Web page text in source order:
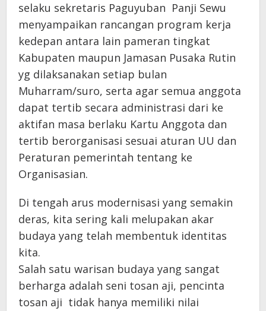
selaku sekretaris Paguyuban Panji Sewu
menyampaikan rancangan program kerja
kedepan antara lain pameran tingkat
Kabupaten maupun Jamasan Pusaka Rutin
yg dilaksanakan setiap bulan
Muharram/suro, serta agar semua anggota
dapat tertib secara administrasi dari ke
aktifan masa berlaku Kartu Anggota dan
tertib berorganisasi sesuai aturan UU dan
Peraturan pemerintah tentang ke
Organisasian.
Di tengah arus modernisasi yang semakin
deras, kita sering kali melupakan akar
budaya yang telah membentuk identitas
kita.
Salah satu warisan budaya yang sangat
berharga adalah seni tosan aji, pencinta
tosan aji tidak hanya memiliki nilai